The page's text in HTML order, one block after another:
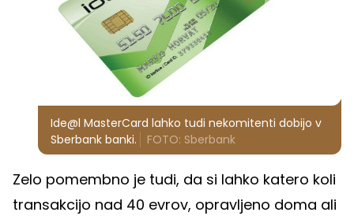
Ide@l MasterCard lahko tudi nekomitenti dobijo v
Sberbank banki.
FOTO: Sberbank
Zelo pomembno je tudi, da si lahko katero koli
transakcijo nad 40 evrov, opravljeno doma ali